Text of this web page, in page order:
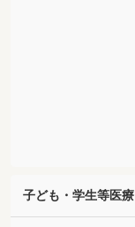
子ども・学生等医療